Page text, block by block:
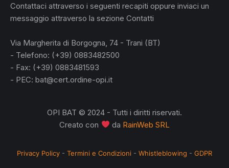
Contattaci attraverso i seguenti recapiti oppure inviaci un
messaggio attraverso la sezione Contatti
Via Margherita di Borgogna, 74 - Trani (BT)
- Telefono: (+39) 0883482500
- Fax: (+39) 0883481593
- PEC: bat@cert.ordine-opi.it
OPI BAT © 2024 - Tutti i diritti riservati.
Creato con
da RainWeb SRL
Privacy Policy - Termini e Condizioni - Whistleblowing - GDPR